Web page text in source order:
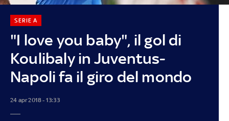
"I love you baby", il gol di
Koulibaly in Juventus-
Napoli fa il giro del mondo
SERIE A
24 apr 2018 - 13:33